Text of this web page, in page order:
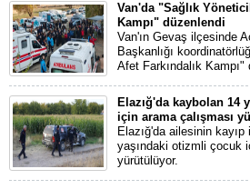
Van'da "Sağlık
Kampı" düzenlendi
Van'ın Gevaş ilçesinde
Başkanlığı
Afet Farkındalık Kampı"
Elazığ'da kaybolan 14
için arama çalışması
Elazığ'da ailesinin
yaşındaki otizmli çocuk
yürütülüyor.